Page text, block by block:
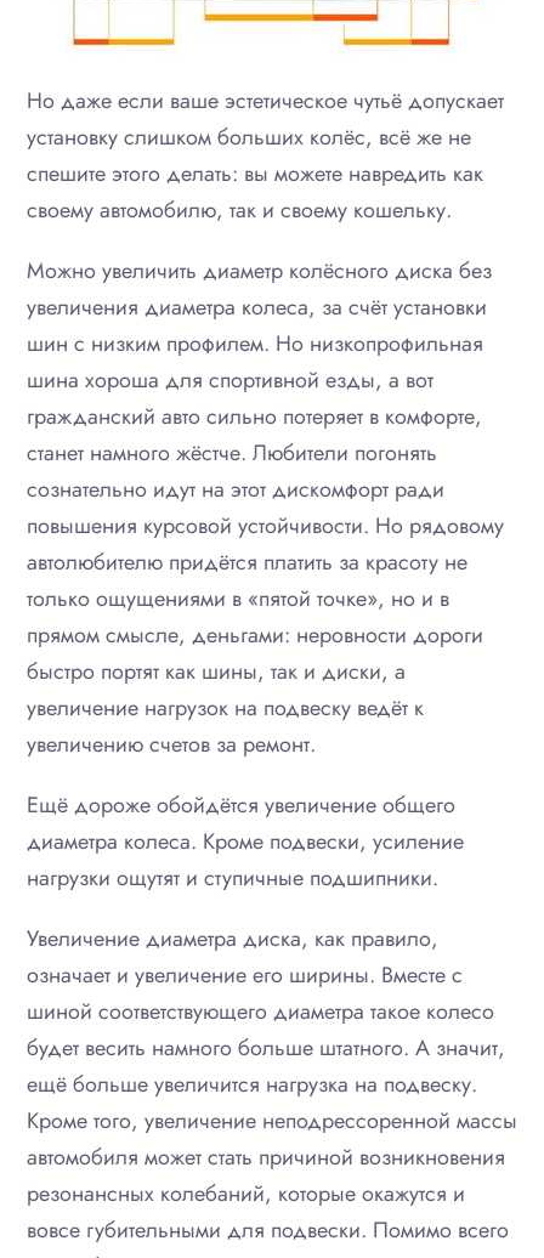
Но даже если ваше эстетическое чутьё допускает
установку слишком больших колёс, всё же не
спешите этого делать: вы можете навредить как
своему автомобилю, так и своему кошельку.
Можно увеличить диаметр колёсного диска без
увеличения диаметра колеса, за счёт установки
шин с низким профилем. Но низкопрофильная
шина хороша для спортивной езды, а вот
гражданский авто сильно потеряет в комфорте,
станет намного жёстче. Любители погонять
сознательно идут на этот дискомфорт ради
повышения курсовой устойчивости. Но рядовому
автолюбителю придётся платить за красоту не
только ощущениями в «пятой точке», но и в
прямом смысле, деньгами: неровности дороги
быстро портят как шины, так и диски, а
увеличение нагрузок на подвеску ведёт к
увеличению счетов за ремонт.
Ещё дороже обойдётся увеличение общего
диаметра колеса. Кроме подвески, усиление
нагрузки ощутят и ступичные подшипники.
Увеличение диаметра диска, как правило,
означает и увеличение его ширины. Вместе с
шиной соответствующего диаметра такое колесо
будет весить намного больше штатного. А значит,
ещё больше увеличится нагрузка на подвеску.
Кроме того, увеличение неподрессоренной массы
автомобиля может стать причиной возникновения
резонансных колебаний, которые окажутся и
вовсе губительными для подвески. Помимо всего